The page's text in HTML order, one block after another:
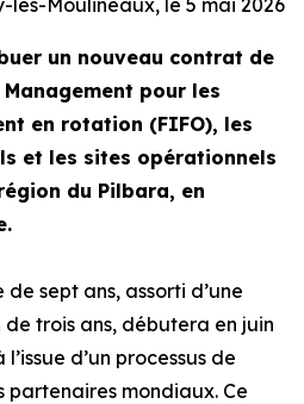
les-Moulineaux, le 5 mai 2026
un nouveau contrat de
pour les
en rotation (FIFO), les
et les sites opérationnels
du Pilbara, en
sept ans, assorti d’une
trois ans, débutera en juin
d’un processus de
mondiaux. Ce